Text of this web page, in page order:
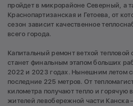
пройдет в микрорайоне Северный, а
Краснопартизанская и Гетоева, от
сезон зависит качественное
всего города.
Капитальный ремонт ветхой тепловой
станет финальным этапом больших
2022 и 2023 годах. Нынешним летом
последние 225 метров. От
километра получают тепло и горячую
жителей левобережной части Канска